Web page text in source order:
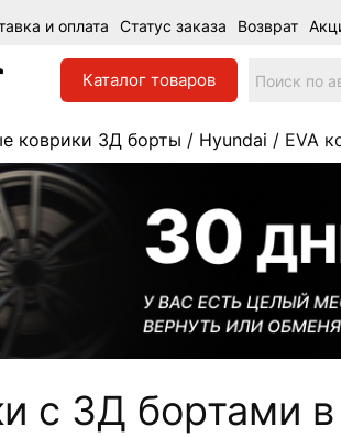
и оплата Статус заказа Возврат
Каталог товаров
коврики 3Д борты / Hyundai / EVA
c 3Д бортами